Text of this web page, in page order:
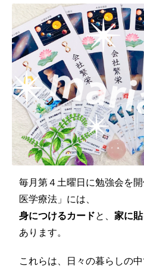
毎月第４土曜日に勉強会を
医学療法」には、
身につけるカードと、 家に
あります。
これらは、日々の暮らしの